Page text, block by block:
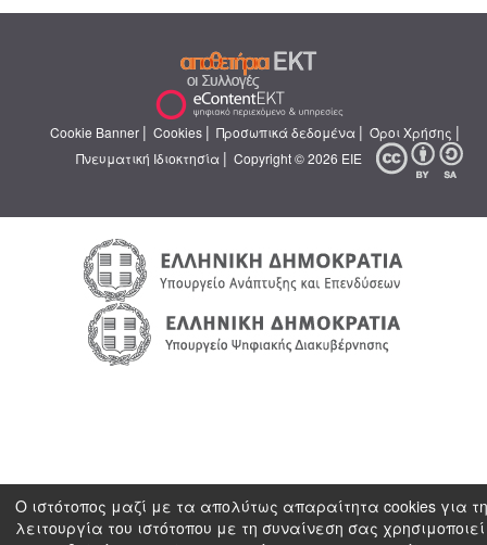
Cookie Banner | Cookies | Προσωπικά δεδομένα | Όροι Χρήσης |
Πνευματική Ιδιοκτησία | Copyright © 2026 ΕΙΕ
Ο ιστότοπος μαζί με τα απολύτως απαραίτητα cookies για
λειτουργία του ιστότοπου με τη συναίνεση σας